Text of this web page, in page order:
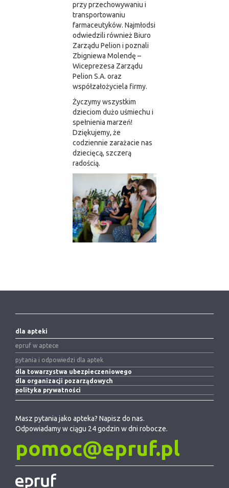
przy przechowywaniu i
transportowaniu
farmaceutyków. Najmłodsi
odwiedzili również Biuro
Zarządu Pelion i poznali
Zbigniewa Molendę –
Wiceprezesa Zarządu
Pelion S.A. oraz
współzałożyciela firmy.
Życzymy wszystkim
dzieciom dużo uśmiechu i
spełnienia marzeń!
Dziękujemy, że
codziennie zarażacie nas
dziecięcą, szczerą
radością.
dla apteki
epruf w aptece
pytania i odpowiedzi dla aptek
dla towarzystwa ubezpieczeniowego
dla organizacji pozarządowych
polityka prywatności
Masz pytania jako apteka? Napisz do nas.
Odpowiadamy w ciągu 24 godzin w dni robocze.
pomoc@epruf.pl